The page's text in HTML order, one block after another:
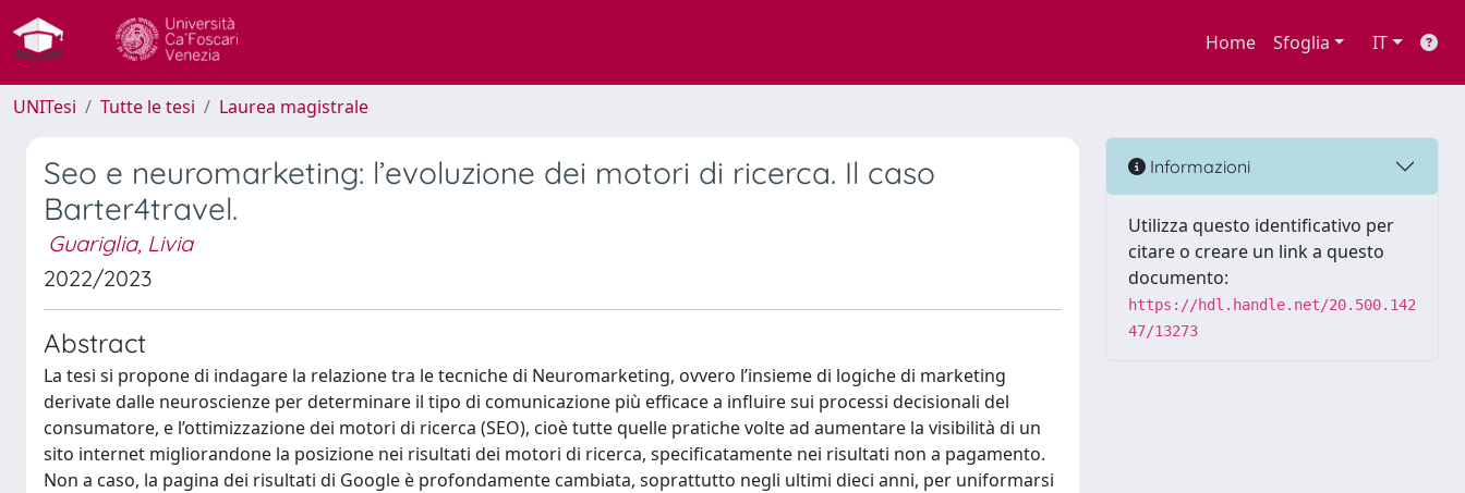
Home Sfoglia IT
UNITesi Tutte le tesi Laurea magistrale
Seo e neuromarketing: l’evoluzione dei motori di ricerca. Il caso
Barter4travel.
Guariglia, Livia
2022/2023
Abstract
La tesi si propone di indagare la relazione tra le tecniche di Neuromarketing, ovvero l’insieme di logiche di marketing
derivate dalle neuroscienze per determinare il tipo di comunicazione più efficace a influire sui processi decisionali del
consumatore, e l’ottimizzazione dei motori di ricerca (SEO), cioè tutte quelle pratiche volte ad aumentare la visibilità di un
sito internet migliorandone la posizione nei risultati dei motori di ricerca, specificatamente nei risultati non a pagamento.
Non a caso, la pagina dei risultati di Google è profondamente cambiata, soprattutto negli ultimi dieci anni, per uniformarsi
Informazioni
Utilizza questo identificativo per
citare o creare un link a questo
documento:
https://hdl.handle.net/20.500.142
47/13273